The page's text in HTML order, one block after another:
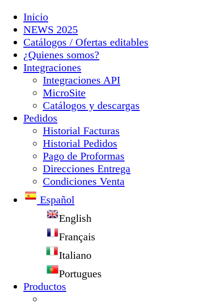
Inicio
NEWS 2025
Catálogos / Ofertas editables
¿Quienes somos?
Integraciones
Integraciones API
MicroSite
Catálogos y descargas
Pedidos
Historial Facturas
Historial Pedidos
Pago de Proformas
Direcciones Entrega
Condiciones Venta
Español
English
Français
Italiano
Portugues
Productos